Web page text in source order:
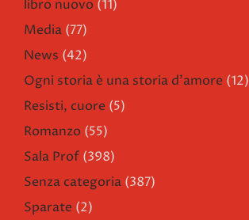
libro nuovo (11)
Media (77)
News (42)
Ogni storia è una storia d'amore (12)
Resisti, cuore (5)
Romanzo (55)
Sala Prof (398)
Senza categoria (387)
Sparate (2)